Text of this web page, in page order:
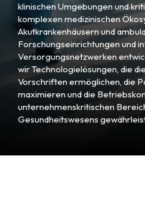
klinischen Umgebungen und
komplexen medizinischen
Akutkrankenhäusern und
Forschungseinrichtungen und
Versorgungsnetzwerken
wir Technologielösungen, die
Vorschriften ermöglichen, die
maximieren und die
unternehmenskritischen
Gesundheitswesens